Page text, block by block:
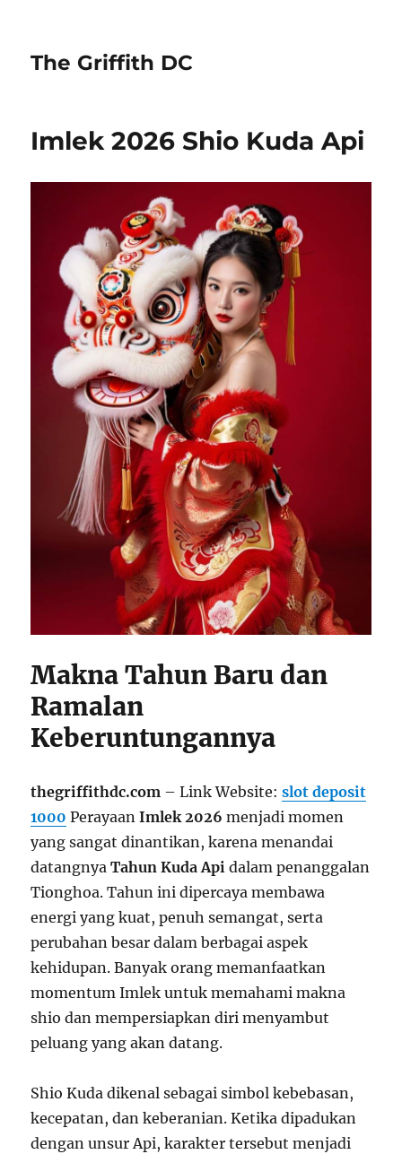
The Griffith DC
Imlek 2026 Shio Kuda Api
Makna Tahun Baru dan
Ramalan
Keberuntungannya
thegriffithdc.com – Link Website:slot deposit
1000 PerayaanImlek 2026 menjadi momen
yang sangat dinantikan, karena menandai
datangnyaTahun Kuda Api dalam penanggalan
Tionghoa. Tahun ini dipercaya membawa
energi yang kuat, penuh semangat, serta
perubahan besar dalam berbagai aspek
kehidupan. Banyak orang memanfaatkan
momentum Imlek untuk memahami makna
shio dan mempersiapkan diri menyambut
peluang yang akan datang.
Shio Kuda dikenal sebagai simbol kebebasan,
kecepatan, dan keberanian. Ketika dipadukan
dengan unsur Api, karakter tersebut menjadi